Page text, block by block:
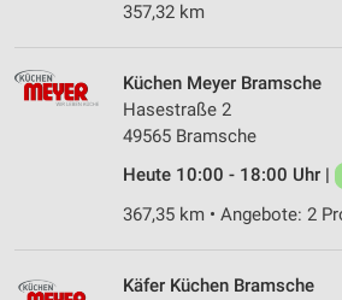
357,32 km
Küchen Meyer Bramsche
Hasestraße 2
49565 Bramsche
Heute 10:00 - 18:00 Uhr |
367,35 km • Angebote: 2
Käfer Küchen Bramsche